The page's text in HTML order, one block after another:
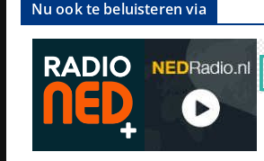
Nu ook te beluisteren via